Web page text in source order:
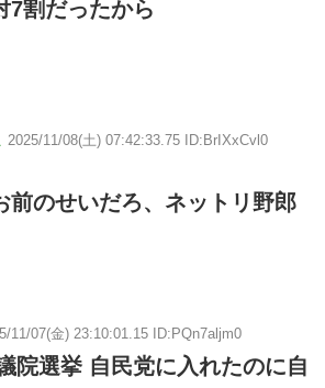
7割だったから
2025/11/08(土) 07:42:33.75 ID:BrIXxCvl0
前のせいだろ、ネットリ野郎
11/07(金) 23:10:01.15 ID:PQn7aljm0
院選挙 自民党に入れたのに自